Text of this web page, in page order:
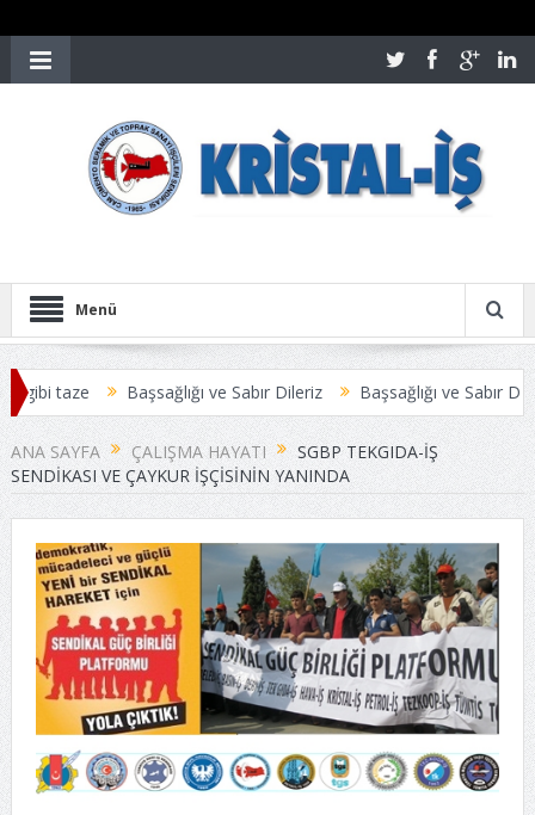
Menü
taze Başsağlığı ve Sabır Dileriz Başsağlığı ve Sabır Dileriz
ANA SAYFA ÇALIŞMA HAYATI
SGBP TEKGIDA-İŞ
SENDIKASI VE ÇAYKUR İŞÇISININ YANINDA